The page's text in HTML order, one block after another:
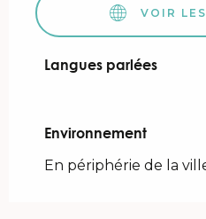
VOIR
Langues parlées
Langues parlées
Environnement
Environnement
En périphérie de la